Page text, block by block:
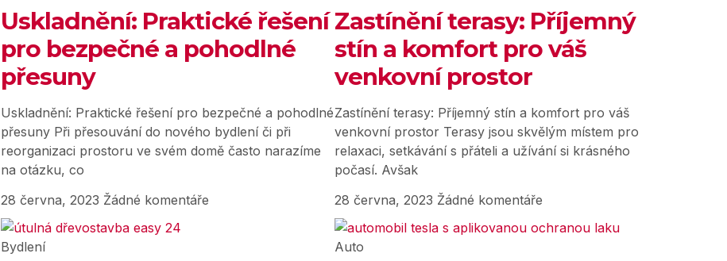
Uskladnění: Praktické řešení
pro bezpečné a pohodlné
přesuny
Uskladnění: Praktické řešení pro bezpečné a pohodlné
přesuny Při přesouvání do nového bydlení či při
reorganizaci prostoru ve svém domě často narazíme
na otázku, co
28 června, 2023 Žádné komentáře
Zastínění terasy: Příjemný
stín a komfort pro váš
venkovní prostor
Zastínění terasy: Příjemný stín a komfort pro váš
venkovní prostor Terasy jsou skvělým místem pro
relaxaci, setkávání s přáteli a užívání si krásného
počasí. Avšak
28 června, 2023 Žádné komentáře
Bydlení Auto